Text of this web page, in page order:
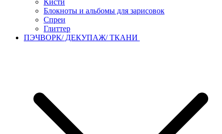
Блокноты и альбомы для зарисовок
Спреи
Глиттер
ПЭЧВОРК/ ДЕКУПАЖ/ ТКАНИ